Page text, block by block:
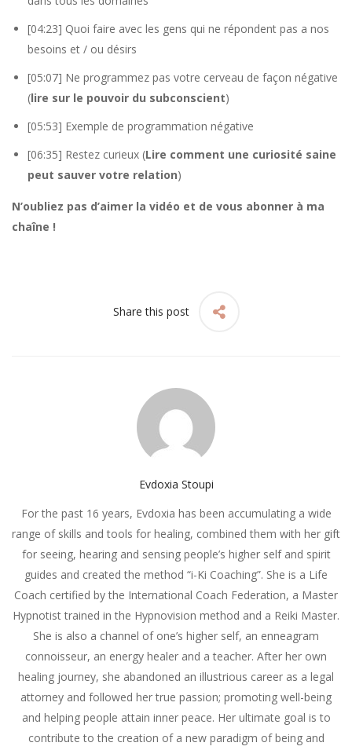
[04:23] Quoi faire avec les gens qui ne répondent pas a nos
besoins et / ou désirs
[05:07] Ne programmez pas votre cerveau de façon négative
(lire sur le pouvoir du subconscient)
[05:53] Exemple de programmation négative
[06:35] Restez curieux (Lire comment une curiosité saine
peut sauver votre relation)
N’oubliez pas d’aimer la vidéo et de vous abonner à ma
chaîne !
Share this post
Evdoxia Stoupi
For the past 16 years, Evdoxia has been accumulating a wide
range of skills and tools for healing, combined them with her gift
for seeing, hearing and sensing people’s higher self and spirit
guides and created the method “i-Ki Coaching”. She is a Life
Coach certified by the International Coach Federation, a Master
Hypnotist trained in the Hypnovision method and a Reiki Master.
She is also a channel of one’s higher self, an enneagram
connoisseur, an energy healer and a teacher. After her own
healing journey, she abandoned an illustrious career as a legal
attorney and followed her true passion; promoting well-being
and helping people attain inner peace. Her ultimate goal is to
contribute to the creation of a new paradigm of being and